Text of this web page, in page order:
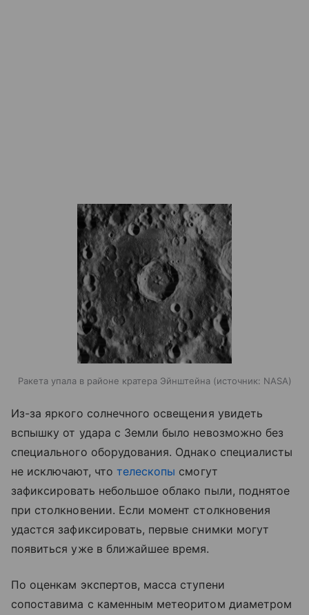
Ракета упала в районе кратера Эйнштейна источник: NASA
Из-за яркого солнечного освещения увидеть
вспышку от удара с Земли было невозможно без
специального оборудования. Однако специалисты
не исключают, что телескопы смогут
зафиксировать небольшое облако пыли, поднятое
при столкновении. Если момент столкновения
удастся зафиксировать, первые снимки могут
появиться уже в ближайшее время.
По оценкам экспертов, масса ступени
сопоставима с каменным метеоритом диаметром